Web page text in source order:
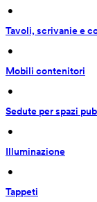
•
Tavoli, scrivanie e
•
Mobili contenitori
•
Sedute per spazi
•
Illuminazione
•
Tappeti